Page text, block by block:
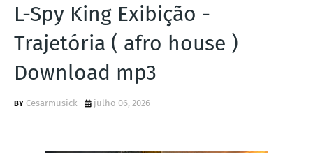
L-Spy King Exibição -
Trajetória ( afro house )
Download mp3
Cesarmusick julho 06, 2026